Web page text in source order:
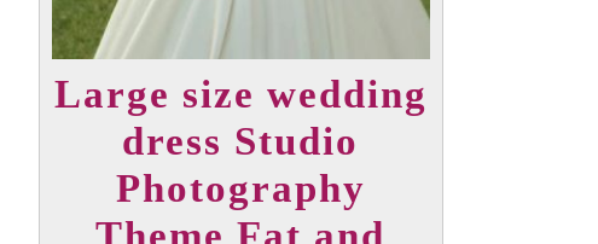
Large size wedding
dress Studio
Photography